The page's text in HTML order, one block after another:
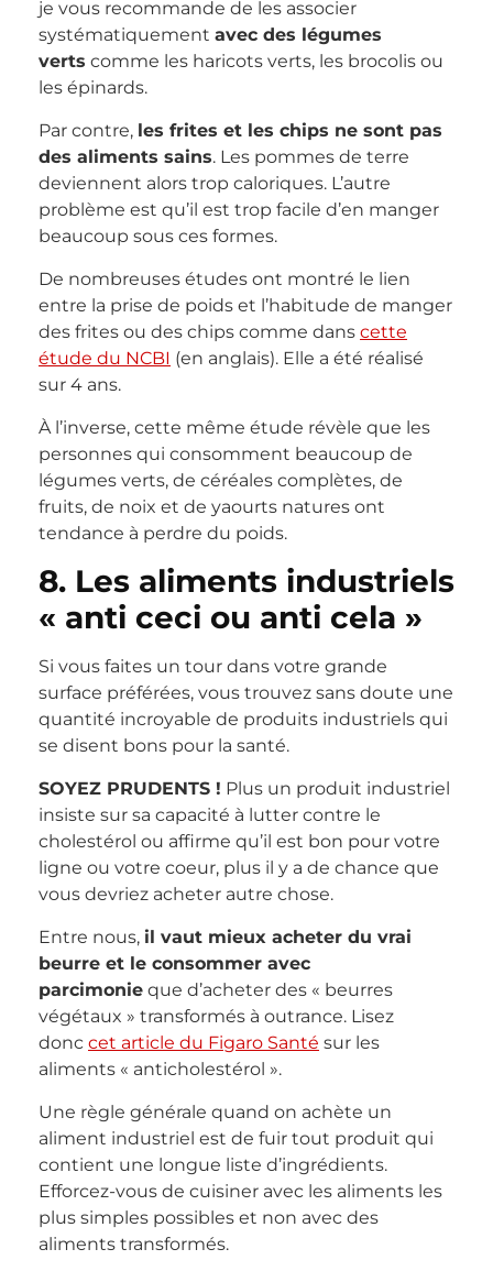
je vous recommande de les associer
systématiquement avec des légumes
verts comme les haricots verts, les brocolis ou
les épinards.
Par contre, les frites et les chips ne sont pas
des aliments sains. Les pommes de terre
deviennent alors trop caloriques. L’autre
problème est qu’il est trop facile d’en manger
beaucoup sous ces formes.
De nombreuses études ont montré le lien
entre la prise de poids et l’habitude de manger
des frites ou des chips comme dans cette
étude du NCBI (en anglais). Elle a été réalisé
sur 4 ans.
À l’inverse, cette même étude révèle que les
personnes qui consomment beaucoup de
légumes verts, de céréales complètes, de
fruits, de noix et de yaourts natures ont
tendance à perdre du poids.
8. Les aliments industriels
« anti ceci ou anti cela »
Si vous faites un tour dans votre grande
surface préférées, vous trouvez sans doute une
quantité incroyable de produits industriels qui
se disent bons pour la santé.
SOYEZ PRUDENTS ! Plus un produit industriel
insiste sur sa capacité à lutter contre le
cholestérol ou affirme qu’il est bon pour votre
ligne ou votre coeur, plus il y a de chance que
vous devriez acheter autre chose.
Entre nous, il vaut mieux acheter du vrai
beurre et le consommer avec
parcimonie que d’acheter des « beurres
végétaux » transformés à outrance. Lisez
donc cet article du Figaro Santé sur les
aliments « anticholestérol ».
Une règle générale quand on achète un
aliment industriel est de fuir tout produit qui
contient une longue liste d’ingrédients.
Efforcez-vous de cuisiner avec les aliments les
plus simples possibles et non avec des
aliments transformés.